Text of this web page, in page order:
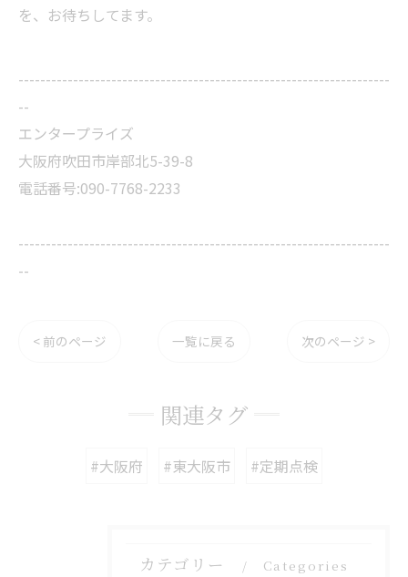
を、お待ちしてます。
--------------------------------------------------------------------
--
エンタープライズ
大阪府吹田市岸部北5-39-8
電話番号:090-7768-2233
--------------------------------------------------------------------
--
< 前のページ 一覧に戻る 次のページ >
関連タグ
#大阪府 #東大阪市 #定期点検
カテゴリー Categories